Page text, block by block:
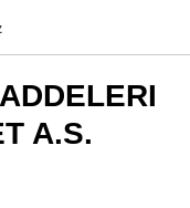
A.S.